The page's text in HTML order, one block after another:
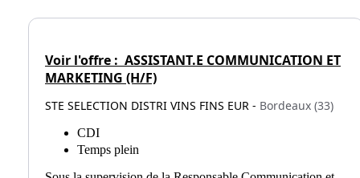
Voir l'offre : ASSISTANT.E COMMUNICATION ET
MARKETING (H/F)
STE SELECTION DISTRI VINS FINS EUR - Bordeaux (33)
CDI
Temps plein